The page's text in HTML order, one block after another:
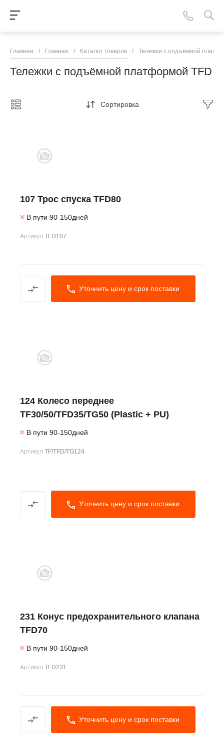
Главная / Главная / Каталог товаров / Тележки с подъёмной
Тележки с подъёмной платформой TFD
Сортировка
107 Трос спуска TFD80
В пути 90-150дней
Артикул TFD107
Уточнить цену и срок поставки
124 Колесо переднее
TF30/50/TFD35/TG50 (Plastic + PU)
В пути 90-150дней
Артикул TF/TFD/TG124
Уточнить цену и срок поставки
231 Конус предохранительного клапана
TFD70
В пути 90-150дней
Артикул TFD231
Уточнить цену и срок поставки